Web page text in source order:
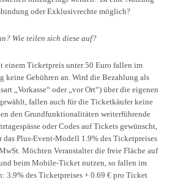
oder Exklusivrechte möglich?
Wie teilen sich diese auf?
einem Ticketpreis unter 50 Euro fallen im
keine Gebühren an. Wird die Bezahlung als
„Vorkasse“ oder „vor Ort“) über die eigenen
fallen auch für die Ticketkäufer keine
den Grundfunktionalitäten weiterführende
oder Codes auf Tickets gewünscht,
das Plus-Event-Modell 1.9% des Ticketpreises
Möchten Veranstalter die freie Fläche auf
beim Mobile-Ticket nutzen, so fallen im
3.9% des Ticketpreises + 0.69 € pro Ticket